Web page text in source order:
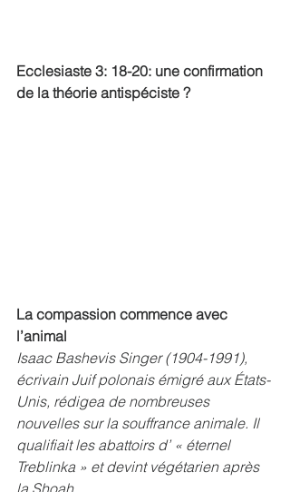
Ecclesiaste 3: 18-20: une confirmation
de la théorie antispéciste ?
La compassion commence avec
l’animal
Isaac Bashevis Singer (1904-1991),
écrivain Juif polonais émigré aux États-
Unis, rédigea de nombreuses
nouvelles sur la souffrance animale. Il
qualifiait les abattoirs d’ « éternel
Treblinka » et devint végétarien après
la Shoah.